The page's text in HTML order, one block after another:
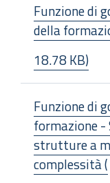
Funzione di
della
18.78 KB)
Funzione di
formazione -
strutture a
complessità (